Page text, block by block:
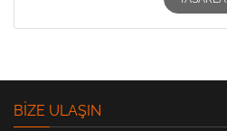
BIZE ULAŞIN